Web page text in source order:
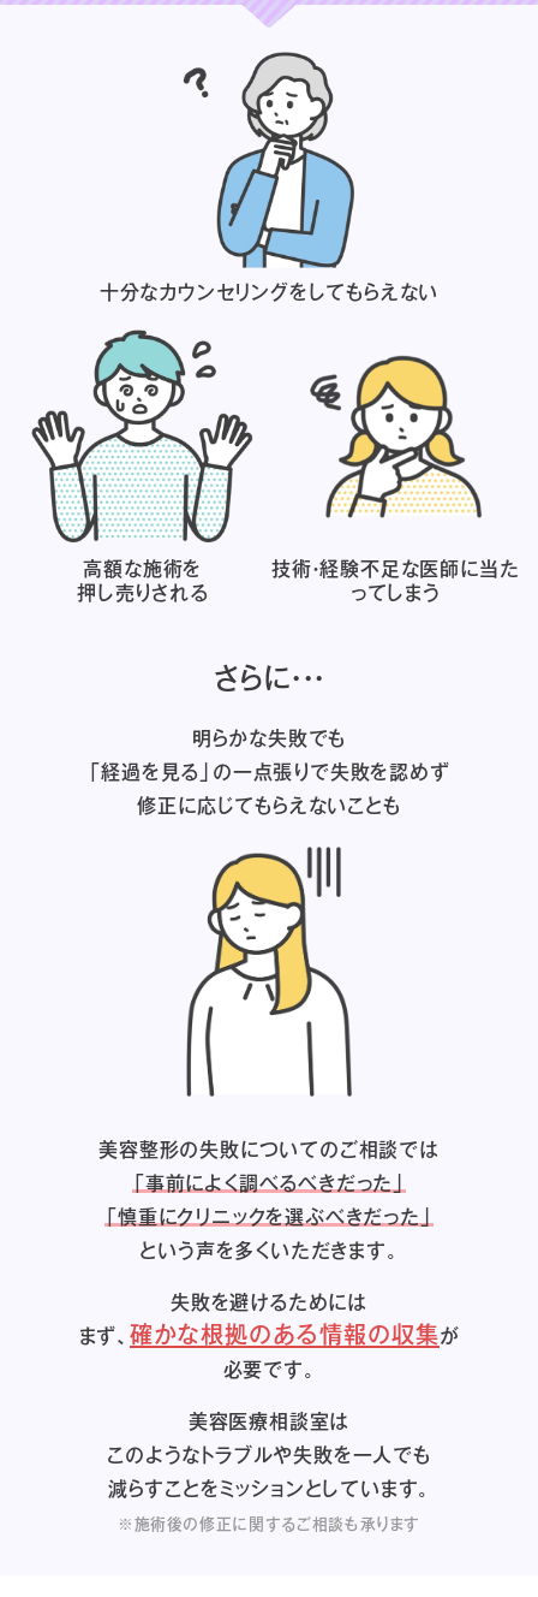
十分なカウンセリングをしてもらえない
高額な施術を
押し売りされる
技術・経験不足な医師に当た
ってしまう
さらに・・・
明らかな失敗でも
「経過を見る」の一点張りで失敗を認めず
修正に応じてもらえないことも
美容整形の失敗についてのご相談では
「事前によく調べるべきだった」
「慎重にクリニックを選ぶべきだった」
という声を多くいただきます。
失敗を避けるためには
まず、確かな根拠のある情報の収集が
必要です。
美容医療相談室は
このようなトラブルや失敗を一人でも
減らすことをミッションとしています。
※施術後の修正に関するご相談も承ります